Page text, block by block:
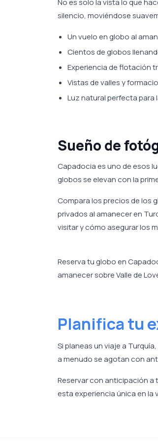
No es solo la vista lo que
silencio, moviéndose
Un vuelo en globo al
Cientos de globos
Experiencia de flotación
Vistas de valles y
Luz natural perfecta para
Sueño de
Capadocia es uno de esos
globos se elevan con la
Compara los precios de los
privados al amanecer en
visitar y cómo asegurar los
Reserva tu globo en
amanecer sobre Valle de
Planifica tu
Si planeas un viaje a
a menudo se agotan con
Reservar con anticipación a
esta experiencia única en la